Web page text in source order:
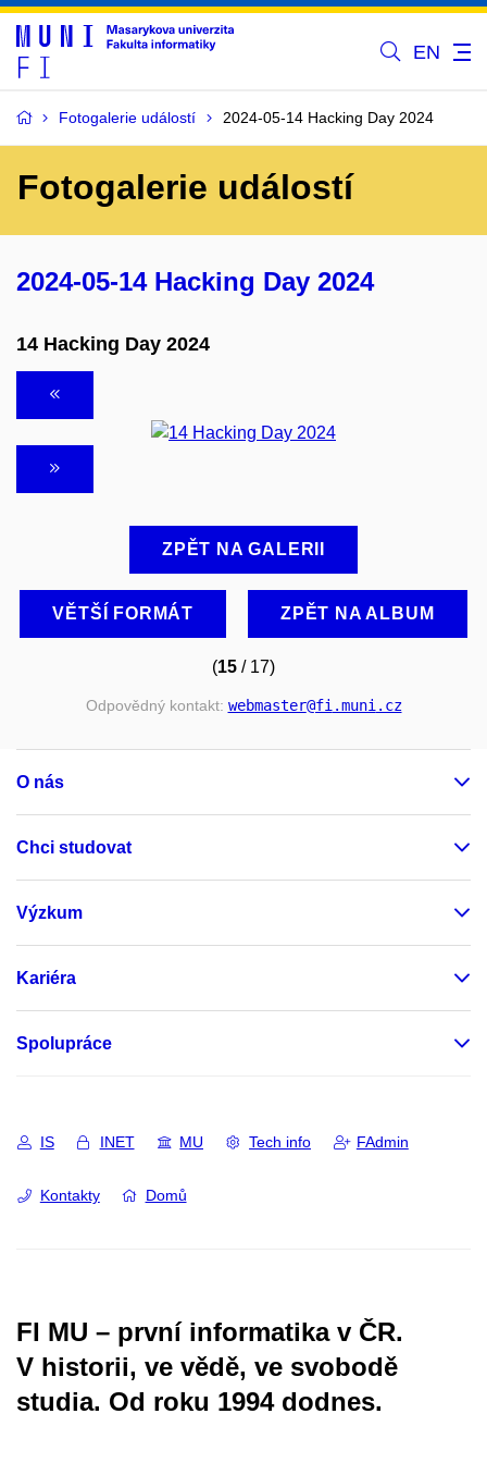
EN
Fotogalerie událostí 2024-05-14 Hacking Day 2024
Fotogalerie událostí
2024-05-14 Hacking Day 2024
14 Hacking Day 2024
ZPĚT NA GALERII
VĚTŠÍ FORMÁT ZPĚT NA ALBUM
(15 / 17)
Odpovědný kontakt: webmaster@fi.muni.cz
O nás
Chci studovat
Výzkum
Kariéra
Spolupráce
IS INET MU Tech info FAdmin
Kontakty Domů
FI MU – první informatika v ČR.
V historii, ve vědě, ve svobodě
studia. Od roku 1994 dodnes.